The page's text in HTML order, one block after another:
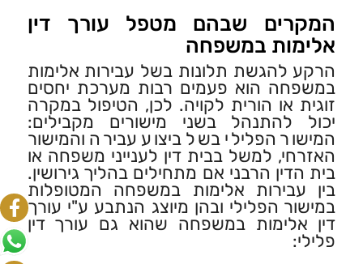
המקרים שבהם מטפל עורך דין
אלימות במשפחה
הרקע להגשת תלונות בשל עבירות אלימות
במשפחה הוא פעמים רבות מערכת יחסים
זוגית או הורית לקויה. לכן, הטיפול במקרה
יכול להתנהל בשני מישורים מקבילים:
המישור הפלילי בשל ביצוע עבירה והמישור
האזרחי, למשל בבית דין לענייני משפחה או
בית הדין הרבני אם מתחילים בהליך גירושין.
בין עבירות אלימות במשפחה המטופלות
במישור הפלילי ובהן מיוצג הנתבע ע"י עורך
דין אלימות במשפחה שהוא גם עורך דין
פלילי: